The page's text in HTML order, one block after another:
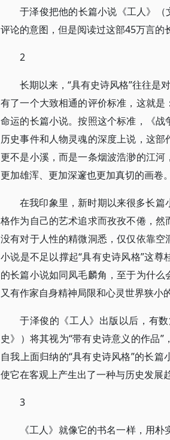
于泽俊把他的长篇小说《工人》
评论的意图，但是阅读过这部45万言的
2
长期以来，“具有史诗风格”往往是
有了一个大致相通的评价标准，这就
命运的长篇小说。按照这个标准，《
历史事件和人物灵魂的深度上说，这
更不是小溪，而是一条烟波浩渺的江
更加雄浑、更加深邃也更加真切的画卷。
在我印象里，新时期以来很多长
格作为自己的艺术追求而孜孜不倦，然
没有对于人性的精微洞悉，仅仅依靠
小说是不足以撑起“具有史诗风格”这
的长篇小说如同凤毛麟角，至于为什
又有作家自身精神局限和心灵世界狭小
于泽俊的《工人》出版以后，有
史》）将其视为“带有史诗意义的作品
自我上面归纳的“具有史诗风格”的长
使它在客观上产生出了一种与历史发展
3
《工人》就像它的书名一样，用